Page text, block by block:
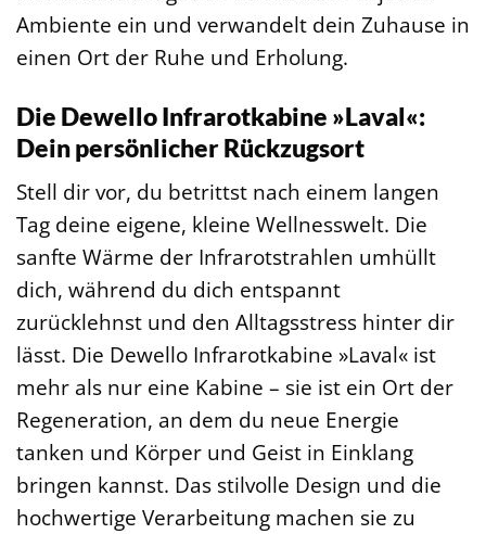
Ambiente ein und verwandelt dein Zuhause in
einen Ort der Ruhe und Erholung.
Die Dewello Infrarotkabine »Laval«:
Dein persönlicher Rückzugsort
Stell dir vor, du betrittst nach einem langen
Tag deine eigene, kleine Wellnesswelt. Die
sanfte Wärme der Infrarotstrahlen umhüllt
dich, während du dich entspannt
zurücklehnst und den Alltagsstress hinter dir
lässt. Die Dewello Infrarotkabine »Laval« ist
mehr als nur eine Kabine – sie ist ein Ort der
Regeneration, an dem du neue Energie
tanken und Körper und Geist in Einklang
bringen kannst. Das stilvolle Design und die
hochwertige Verarbeitung machen sie zu